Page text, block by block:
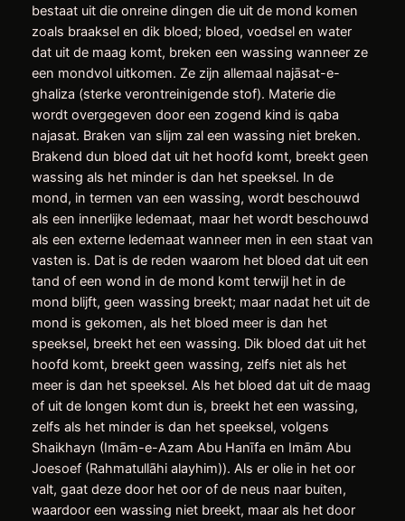
bestaat uit die onreine dingen die uit de mond komen
zoals braaksel en dik bloed; bloed, voedsel en water
dat uit de maag komt, breken een wassing wanneer ze
een mondvol uitkomen. Ze zijn allemaal najāsat-e-
ghaliza (sterke verontreinigende stof). Materie die
wordt overgegeven door een zogend kind is qaba
najasat. Braken van slijm zal een wassing niet breken.
Brakend dun bloed dat uit het hoofd komt, breekt geen
wassing als het minder is dan het speeksel. In de
mond, in termen van een wassing, wordt beschouwd
als een innerlijke ledemaat, maar het wordt beschouwd
als een externe ledemaat wanneer men in een staat van
vasten is. Dat is de reden waarom het bloed dat uit een
tand of een wond in de mond komt terwijl het in de
mond blijft, geen wassing breekt; maar nadat het uit de
mond is gekomen, als het bloed meer is dan het
speeksel, breekt het een wassing. Dik bloed dat uit het
hoofd komt, breekt geen wassing, zelfs niet als het
meer is dan het speeksel. Als het bloed dat uit de maag
of uit de longen komt dun is, breekt het een wassing,
zelfs als het minder is dan het speeksel, volgens
Shaikhayn (Imām-e-Azam Abu Hanīfa en Imām Abu
Joesoef (Rahmatullāhi alayhim)). Als er olie in het oor
valt, gaat deze door het oor of de neus naar buiten,
waardoor een wassing niet breekt, maar als het door